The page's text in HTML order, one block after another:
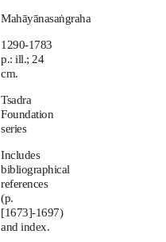
Mahāyānasaṅgraha
1290-1783
p.: ill.; 24
cm.
Tsadra
Foundation
series
Includes
bibliographical
references
(p.
[1673]-1697)
and index.